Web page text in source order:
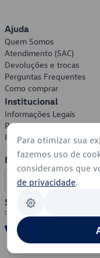
Ajuda
Quem Somos
Atendimento (SAC)
Devoluções e trocas
Perguntas Frequentes
Como comprar
Institucional
Informações Legais
Política de Privacidade
Política de Cookies
Formas de Pagamento
Segurança
Para otimizar sua
fazemos uso de
consideramos que
de privacidade.